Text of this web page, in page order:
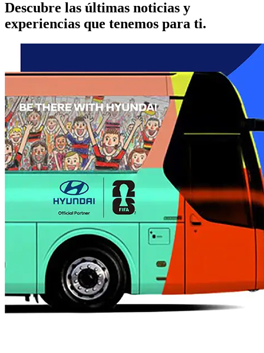
Descubre las últimas noticias y
experiencias que tenemos para ti.